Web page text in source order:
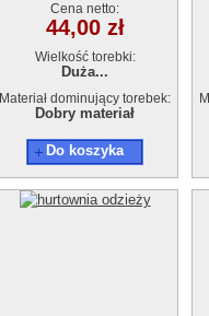
Cena netto:
44,00 zł
Wielkość torebki:
Duża...
Materiał dominujący torebek:
Dobry materiał
Do koszyka